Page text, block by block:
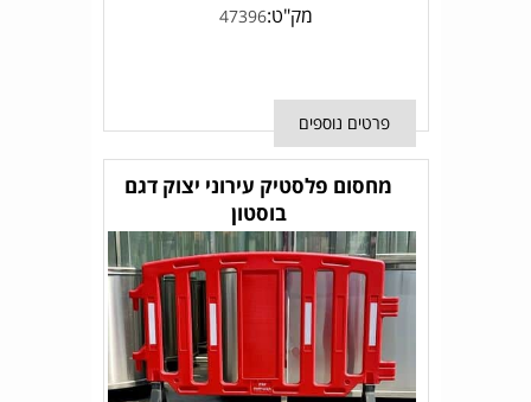
מק"ט:47396
פרטים נוספים
מחסום פלסטיק עירוני יצוק דגם
בוסטון